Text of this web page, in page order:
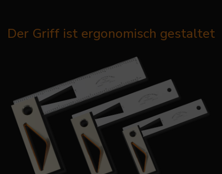
Der Griff ist ergonomisch gestaltet